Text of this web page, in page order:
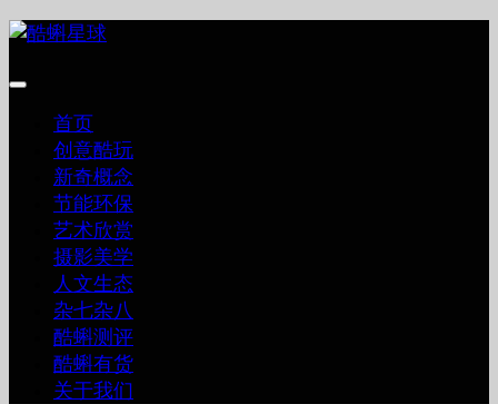
跳
内
首页
创意酷玩
新奇概念
节能环保
艺术欣赏
摄影美学
人文生态
杂七杂八
酷蝌测评
酷蝌有货
关于我们